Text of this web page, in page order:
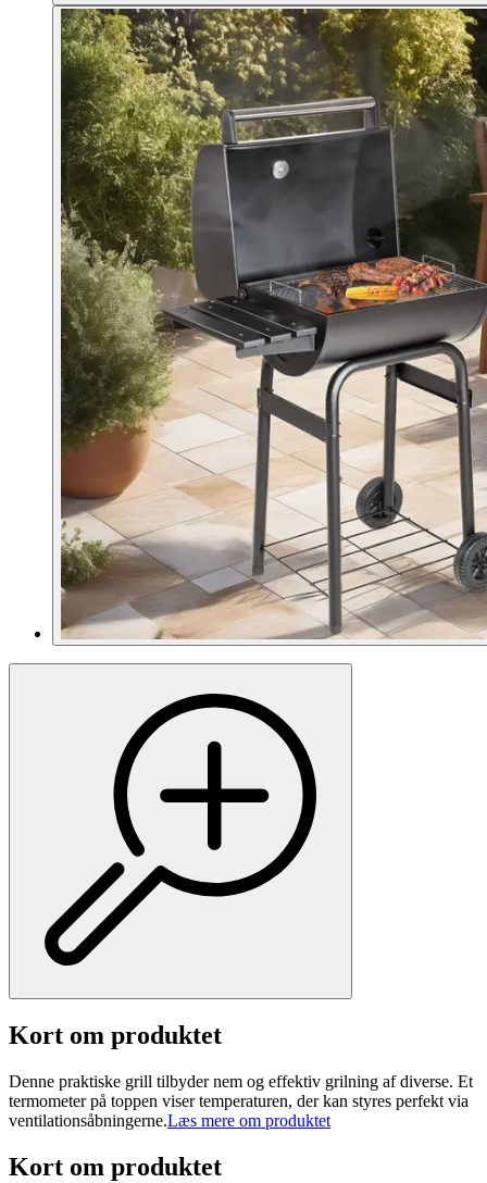
Kort om produktet
Denne praktiske grill tilbyder nem og effektiv grilning af diverse. Et
termometer på toppen viser temperaturen, der kan styres perfekt via
ventilationsåbningerne.Læs mere om produktet
Kort om produktet